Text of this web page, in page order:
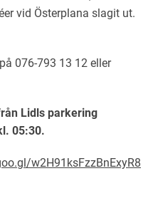
vid Österplana slagit ut.
076-793 13 12 eller
Lidls parkering
05:30.
w2H91ksFzzBnExyR8